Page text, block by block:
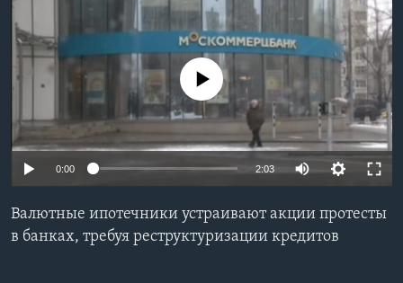
Learning English
СОЦИАЛЬНЫЕ СЕТИ
Языки
No media source currently available
0:00 2:03
Валютные ипотечники устраивают акции протесты
в банках, требуя реструктуризации кредитов